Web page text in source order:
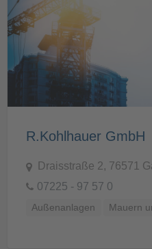
R.Kohlhauer GmbH
Draisstraße 2, 76571
07225 - 97 57 0
Außenanlagen Mauern